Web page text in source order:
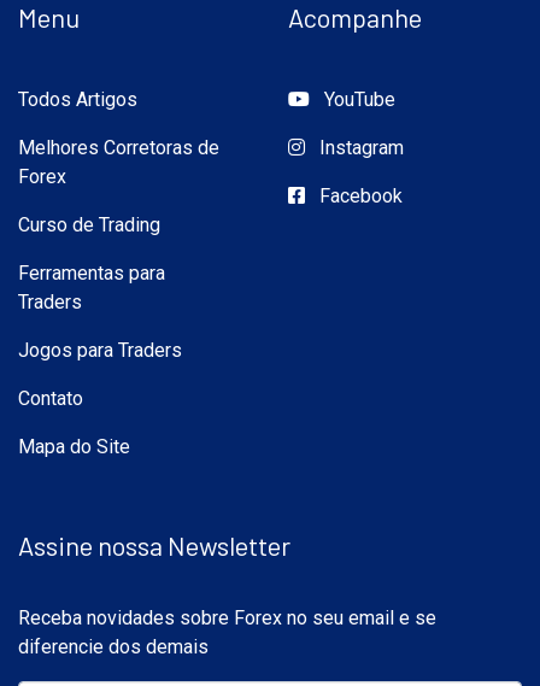
Menu
Todos Artigos
Melhores Corretoras de
Forex
Curso de Trading
Ferramentas para
Traders
Jogos para Traders
Contato
Mapa do Site
Acompanhe
YouTube
Instagram
Facebook
Assine nossa Newsletter
Receba novidades sobre Forex no seu email e se
diferencie dos demais